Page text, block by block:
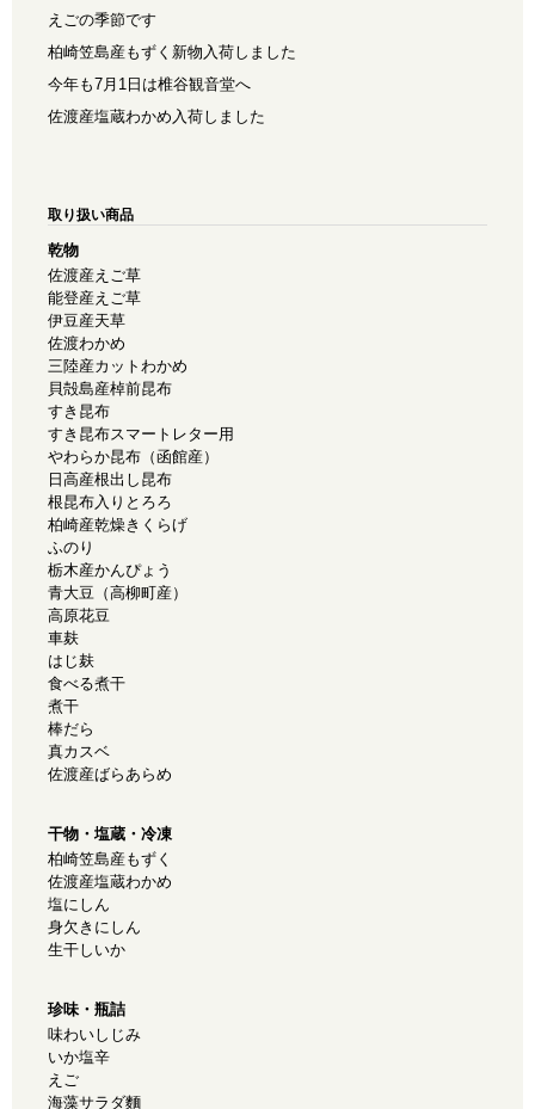
えごの季節です
柏崎笠島産もずく新物入荷しました
今年も7月1日は椎谷観音堂へ
佐渡産塩蔵わかめ入荷しました
取り扱い商品
乾物
佐渡産えご草
能登産えご草
伊豆産天草
佐渡わかめ
三陸産カットわかめ
貝殻島産棹前昆布
すき昆布
すき昆布スマートレター用
やわらか昆布（函館産）
日高産根出し昆布
根昆布入りとろろ
柏崎産乾燥きくらげ
ふのり
栃木産かんぴょう
青大豆（高柳町産）
高原花豆
車麸
はじ麸
食べる煮干
煮干
棒だら
真カスベ
佐渡産ばらあらめ
干物・塩蔵・冷凍
柏崎笠島産もずく
佐渡産塩蔵わかめ
塩にしん
身欠きにしん
生干しいか
珍味・瓶詰
味わいしじみ
いか塩辛
えご
海藻サラダ麵